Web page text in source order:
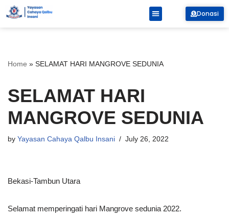
Donasi
Home » SELAMAT HARI MANGROVE SEDUNIA
SELAMAT HARI
MANGROVE SEDUNIA
by Yayasan Cahaya Qalbu Insani July 26, 2022
Bekasi-Tambun Utara
Selamat memperingati hari Mangrove sedunia 2022.